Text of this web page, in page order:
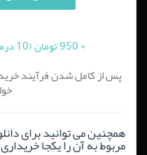
+ 950 تومان (10 درصد مالیات بر ارزش افزوده)
پس از کامل شدن فرآیند
همچنین می توانید برای
مربوط به آن را یکجا